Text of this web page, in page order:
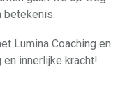
betekenis.
Lumina Coaching en
innerlijke kracht!